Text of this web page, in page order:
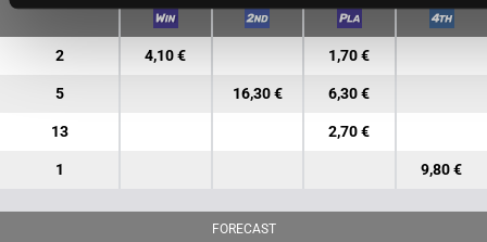
2 4,10 € 1,70 €
5 16,30 € 6,30 €
13 2,70 €
1 9,80 €
FORECAST